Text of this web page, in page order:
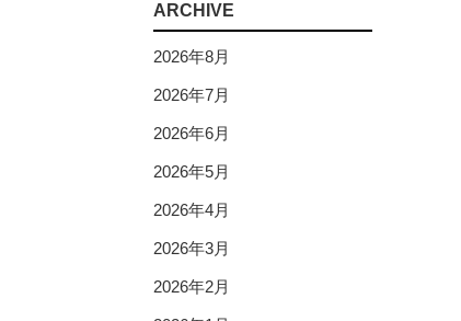
ARCHIVE
2026年8月
2026年7月
2026年6月
2026年5月
2026年4月
2026年3月
2026年2月